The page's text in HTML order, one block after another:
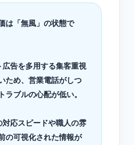
は「無風」の状態で
告を多用する集客重視
ため、営業電話がしつ
ラブルの心配が低い。
応スピードや職人の雰
の可視化された情報が